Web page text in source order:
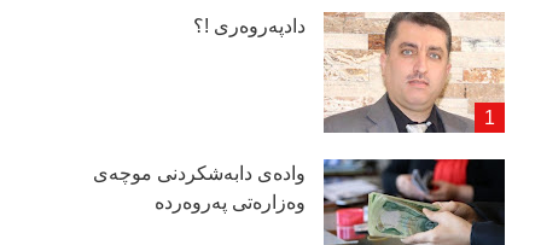
دادپەروەری !؟
وادەی دابەشكردنی موچەی
وەزارەتی پەروەردە